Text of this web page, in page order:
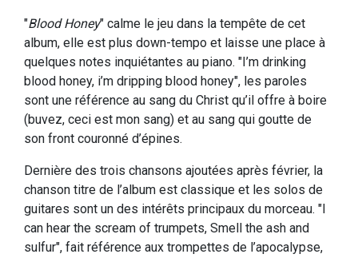
"Blood Honey" calme le jeu dans la tempête de cet
album, elle est plus down-tempo et laisse une place à
quelques notes inquiétantes au piano. "I’m drinking
blood honey, i’m dripping blood honey", les paroles
sont une référence au sang du Christ qu’il offre à boire
(buvez, ceci est mon sang) et au sang qui goutte de
son front couronné d’épines.
Dernière des trois chansons ajoutées après février, la
chanson titre de l’album est classique et les solos de
guitares sont un des intérêts principaux du morceau. "I
can hear the scream of trumpets, Smell the ash and
sulfur", fait référence aux trompettes de l’apocalypse,